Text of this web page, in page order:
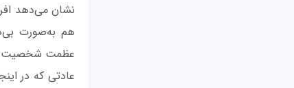
نشان می‌دهد
هم به‌صورت
عظمت شخصیت
عادتی که در